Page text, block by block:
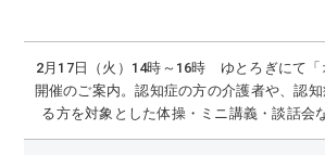
2月17日（火）14時～16時 ゆとろぎにて「
開催のご案内。認知症の方の介護者や、認
る方を対象とした体操・ミニ講義・談話会